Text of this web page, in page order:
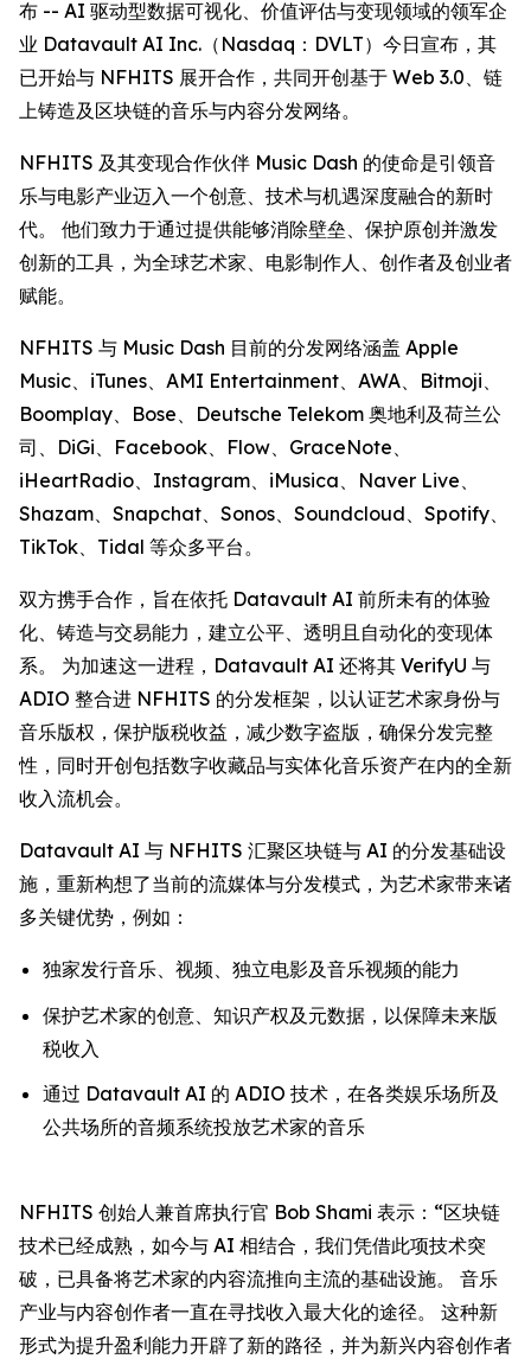
布 -- AI 驱动型数据可视化、价值评估与变现领域的领军企
业 Datavault AI Inc.（Nasdaq：DVLT）今日宣布，其
已开始与 NFHITS 展开合作，共同开创基于 Web 3.0、链
上铸造及区块链的音乐与内容分发网络。
NFHITS 及其变现合作伙伴 Music Dash 的使命是引领音
乐与电影产业迈入一个创意、技术与机遇深度融合的新时
代。 他们致力于通过提供能够消除壁垒、保护原创并激发
创新的工具，为全球艺术家、电影制作人、创作者及创业者
赋能。
NFHITS 与 Music Dash 目前的分发网络涵盖 Apple
Music、iTunes、AMI Entertainment、AWA、Bitmoji、
Boomplay、Bose、Deutsche Telekom 奥地利及荷兰公
司、DiGi、Facebook、Flow、GraceNote、
iHeartRadio、Instagram、iMusica、Naver Live、
Shazam、Snapchat、Sonos、Soundcloud、Spotify、
TikTok、Tidal 等众多平台。
双方携手合作，旨在依托 Datavault AI 前所未有的体验
化、铸造与交易能力，建立公平、透明且自动化的变现体
系。 为加速这一进程，Datavault AI 还将其 VerifyU 与
ADIO 整合进 NFHITS 的分发框架，以认证艺术家身份与
音乐版权，保护版税收益，减少数字盗版，确保分发完整
性，同时开创包括数字收藏品与实体化音乐资产在内的全新
收入流机会。
Datavault AI 与 NFHITS 汇聚区块链与 AI 的分发基础设
施，重新构想了当前的流媒体与分发模式，为艺术家带来诸
多关键优势，例如：
独家发行音乐、视频、独立电影及音乐视频的能力
保护艺术家的创意、知识产权及元数据，以保障未来版
税收入
通过 Datavault AI 的 ADIO 技术，在各类娱乐场所及
公共场所的音频系统投放艺术家的音乐
NFHITS 创始人兼首席执行官 Bob Shami 表示：“区块链
技术已经成熟，如今与 AI 相结合，我们凭借此项技术突
破，已具备将艺术家的内容流推向主流的基础设施。 音乐
产业与内容创作者一直在寻找收入最大化的途径。 这种新
形式为提升盈利能力开辟了新的路径，并为新兴内容创作者